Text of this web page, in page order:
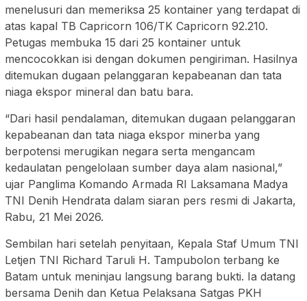
menelusuri dan memeriksa 25 kontainer yang terdapat di
atas kapal TB Capricorn 106/TK Capricorn 92.210.
Petugas membuka 15 dari 25 kontainer untuk
mencocokkan isi dengan dokumen pengiriman. Hasilnya
ditemukan dugaan pelanggaran kepabeanan dan tata
niaga ekspor mineral dan batu bara.
“Dari hasil pendalaman, ditemukan dugaan pelanggaran
kepabeanan dan tata niaga ekspor minerba yang
berpotensi merugikan negara serta mengancam
kedaulatan pengelolaan sumber daya alam nasional,”
ujar Panglima Komando Armada RI Laksamana Madya
TNI Denih Hendrata dalam siaran pers resmi di Jakarta,
Rabu, 21 Mei 2026.
Sembilan hari setelah penyitaan, Kepala Staf Umum TNI
Letjen TNI Richard Taruli H. Tampubolon terbang ke
Batam untuk meninjau langsung barang bukti. Ia datang
bersama Denih dan Ketua Pelaksana Satgas PKH